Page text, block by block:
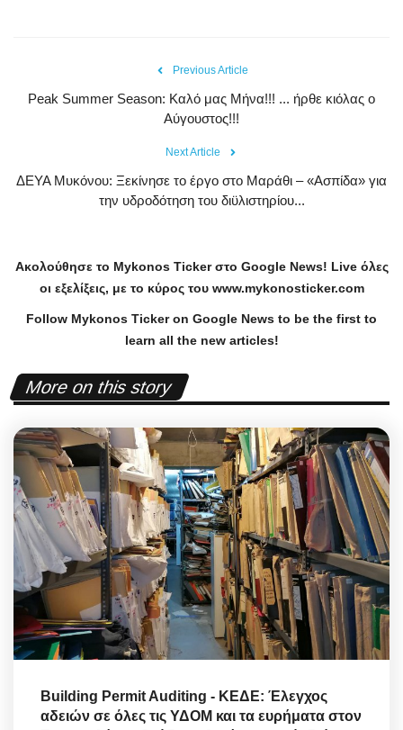
Previous Article
Peak Summer Season: Kαλό μας Μήνα!!! ... ήρθε κιόλας ο
Αύγουστος!!!
Next Article
ΔΕΥΑ Μυκόνου: Ξεκίνησε το έργο στο Μαράθι – «Ασπίδα» για
την υδροδότηση του διϋλιστηρίου...
Ακολούθησε το Mykonos Tickerστο Google News! Liveόλες
οι εξελίξεις, με το κύρος του www.mykonosticker.com
Follow Mykonos Ticker on Google News to be the first to
learn all the new articles!
More on this story
Building Permit Auditing - ΚΕΔΕ: Έλεγχος
αδειών σε όλες τις ΥΔΟΜ και τα ευρήματα στον